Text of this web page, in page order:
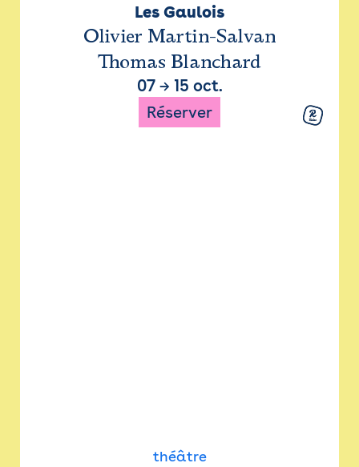
Les Gaulois
Olivier Martin-Salvan
Thomas Blanchard
07→ 15 oct.
Réserver
théâtre